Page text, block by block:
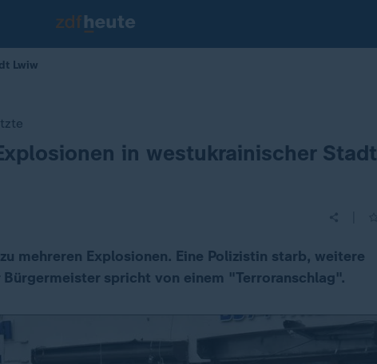
Lwiw
in westukrainischer Stadt
mehreren Explosionen. Eine Polizistin starb, weitere
spricht von einem "Terroranschlag".